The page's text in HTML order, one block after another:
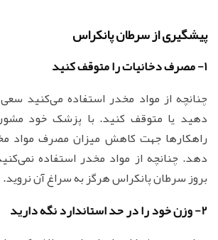
پیشگیری از سرطان پانکراس
1- مصرف دخانیات را متوقف کنید
چنانچه از مواد مخدر استفاده می‌کنید
دهید یا متوقف کنید. با پزشک خود
راهکارها جهت کاهش میزان مصرف مواد
دهد. چنانچه از مواد مخدر استفاده
بروز سرطان پانکراس هرگز به سراغ آن نروید.
2- وزن خود را در حد استاندارد نگه دارید